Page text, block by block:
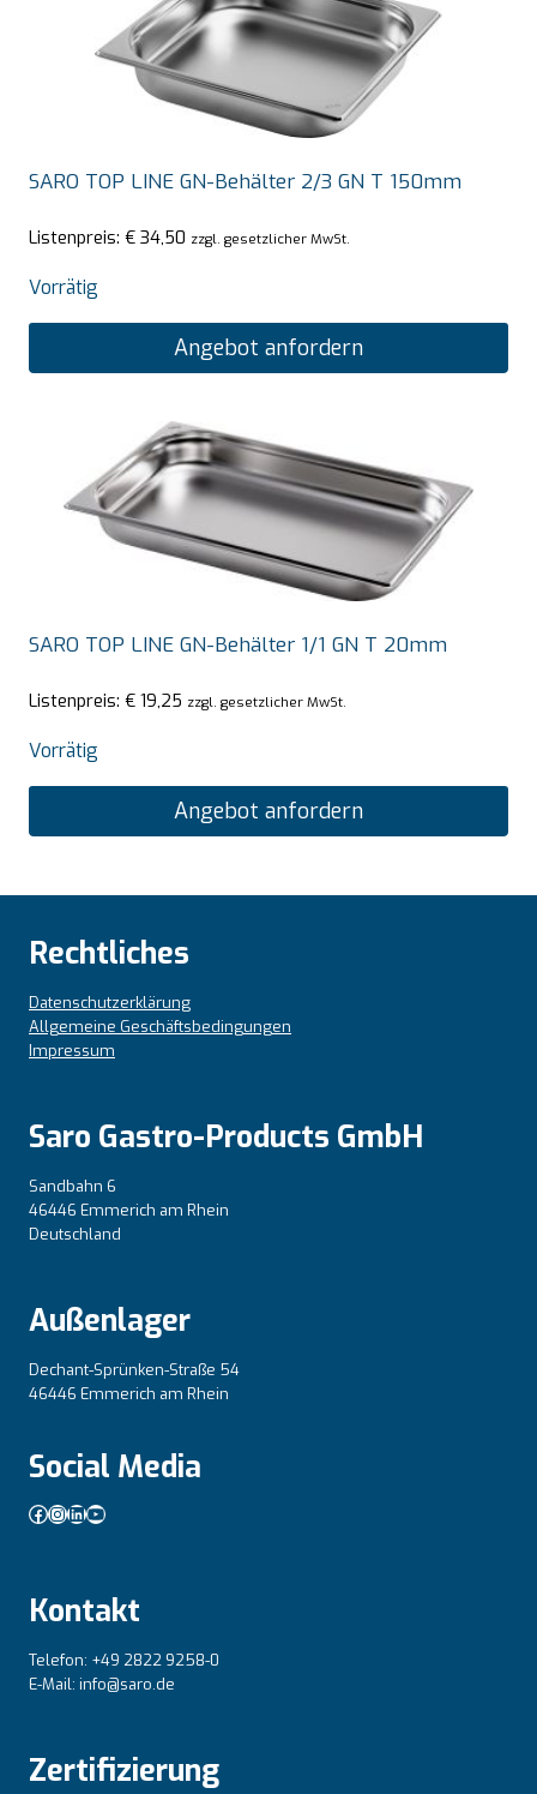
SARO TOP LINE GN-Behälter 2/3 GN T 150mm
Listenpreis: € 34,50 zzgl. gesetzlicher MwSt.
Vorrätig
Angebot anfordern
SARO TOP LINE GN-Behälter 1/1 GN T 20mm
Listenpreis: € 19,25 zzgl. gesetzlicher MwSt.
Vorrätig
Angebot anfordern
Rechtliches
Datenschutzerklärung
Allgemeine Geschäftsbedingungen
Impressum
Saro Gastro-Products GmbH
Sandbahn 6
46446 Emmerich am Rhein
Deutschland
Außenlager
Dechant-Sprünken-Straße 54
46446 Emmerich am Rhein
Social Media
Facebook
Instagram
LinkedIn
YouTube
Kontakt
Telefon: +49 2822 9258-0
E-Mail: info@saro.de
Zertifizierung